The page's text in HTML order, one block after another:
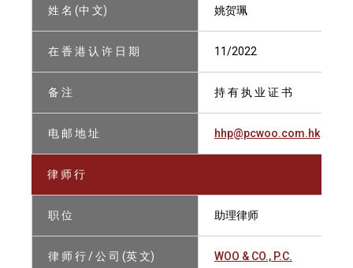
姓 名 (中 文) 姚贺珮
在 香 港 认 许 日 期 11/2022
备 注 持 有 执 业 证 书
电 邮 地 址 hhp@pcwoo.com.hk
律 师 行
职 位 助理律师
律 师 行 / 公 司 (英 文) WOO & CO., P.C.